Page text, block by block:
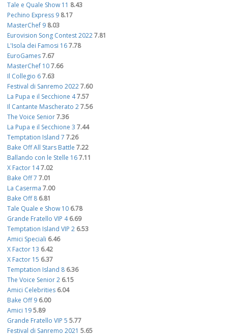
Tale e Quale Show 11 8.43
Pechino Express 9 8.17
MasterChef 9 8.03
Eurovision Song Contest 20227.81
L'Isola dei Famosi 167.78
EuroGames7.67
MasterChef 107.66
Il Collegio 67.63
Festival di Sanremo 20227.60
La Pupa e il Secchione 47.57
Il Cantante Mascherato 27.56
The Voice Senior7.36
La Pupa e il Secchione 3 7.44
Temptation Island 7 7.26
Bake Off All Stars Battle 7.22
Ballando con le Stelle 167.11
X Factor 147.02
Bake Off 7 7.01
La Caserma 7.00
Bake Off 8 6.81
Tale Quale e Show 10 6.78
Grande Fratello VIP 4 6.69
Temptation Island VIP 2 6.53
Amici Speciali 6.46
X Factor 13 6.42
X Factor 15 6.37
Temptation Island 8 6.36
The Voice Senior 2 6.15
Amici Celebrities 6.04
Bake Off 9 6.00
Amici 195.89
Grande Fratello VIP 5 5.77
Festival di Sanremo 2021 5.65